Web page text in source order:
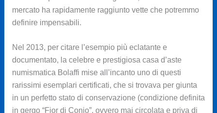
mercato ha rapidamente raggiunto vette che potremmo
definire impensabili.
Nel 2013, per citare l’esempio più eclatante e
documentato, la celebre e prestigiosa casa d’aste
numismatica Bolaffi mise all’incanto uno di questi
rarissimi esemplari certificati, che si trovava per giunta
in un perfetto stato di conservazione (condizione definita
in gergo “Fior di Conio”, ovvero mai circolata e priva di